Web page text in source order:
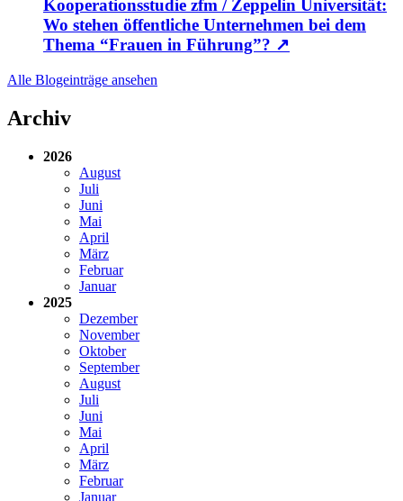
Kooperationsstudie zfm / Zeppelin Universität:
Wo stehen öffentliche Unternehmen bei dem
Thema “Frauen in Führung”? ↗
Alle Blogeinträge ansehen
Archiv
2026
August
Juli
Juni
Mai
April
März
Februar
Januar
2025
Dezember
November
Oktober
September
August
Juli
Juni
Mai
April
März
Februar
Januar